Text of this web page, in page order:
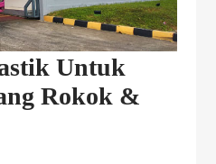
Untuk
Rokok &